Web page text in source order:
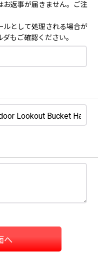
お返事が届きません。ご注
ルとして処理される場合が
もご確認ください。
へ